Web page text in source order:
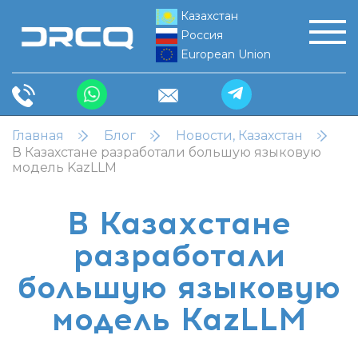
Казахстан
Россия
European Union
Главная Блог
Новости, Казахстан
В Казахстане разработали большую языковую
модель KazLLM
В Казахстане
разработали
большую языковую
модель KazLLM